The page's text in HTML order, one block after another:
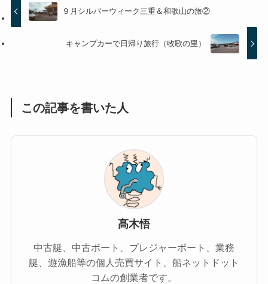
９月シルバーウィーク三重＆和歌山の旅②
キャンプカーで日帰り旅行（牧歌の里）
この記事を書いた人
髙木悟
中古艇、中古ボート、プレジャーボート、業務
艇、遊漁船等の個人売買サイト、船ネットドット
コムの創業者です。